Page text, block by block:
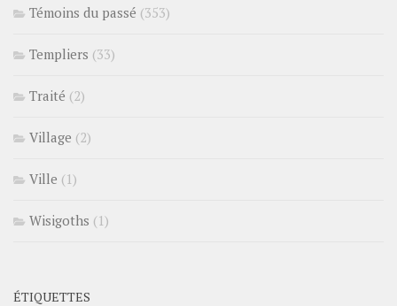
Témoins du passé (353)
Templiers (33)
Traité (2)
Village (2)
Ville (1)
Wisigoths (1)
ÉTIQUETTES